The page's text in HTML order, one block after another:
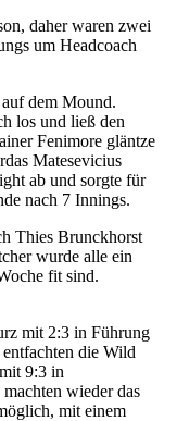
daher waren zwei
um Headcoach
dem Mound.
los und ließ den
Fenimore gläntze
Matesevicius
ab und sorgte für
nach 7 Innings.
Thies Brunckhorst
wurde alle ein
fit sind.
mit 2:3 in Führung
die Wild
9:3 in
wieder das
mit einem